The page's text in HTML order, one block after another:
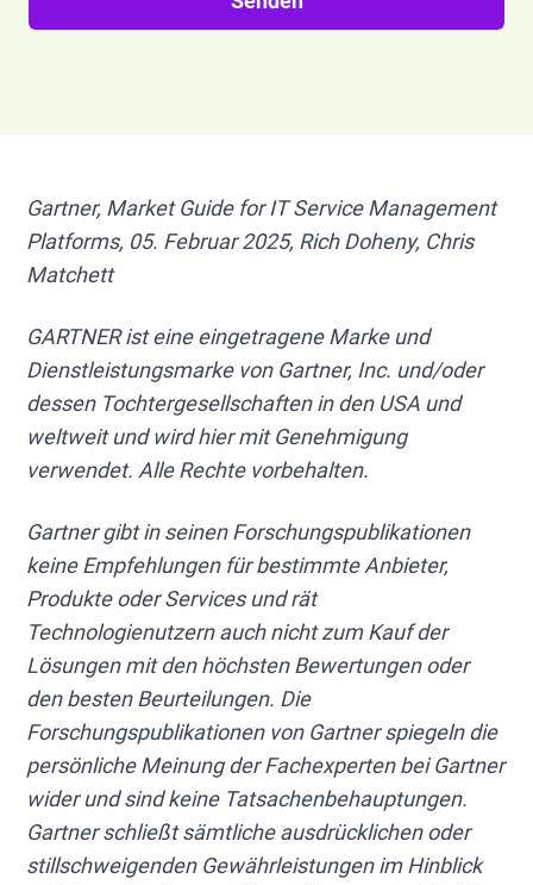
Gartner, Market Guide for IT Service Management
Platforms, 05. Februar 2025, Rich Doheny, Chris
Matchett
GARTNER ist eine eingetragene Marke und
Dienstleistungsmarke von Gartner, Inc. und/oder
dessen Tochtergesellschaften in den USA und
weltweit und wird hier mit Genehmigung
verwendet. Alle Rechte vorbehalten.
Gartner gibt in seinen Forschungspublikationen
keine Empfehlungen für bestimmte Anbieter,
Produkte oder Services und rät
Technologienutzern auch nicht zum Kauf der
Lösungen mit den höchsten Bewertungen oder
den besten Beurteilungen. Die
Forschungspublikationen von Gartner spiegeln die
persönliche Meinung der Fachexperten bei Gartner
wider und sind keine Tatsachenbehauptungen.
Gartner schließt sämtliche ausdrücklichen oder
stillschweigenden Gewährleistungen im Hinblick